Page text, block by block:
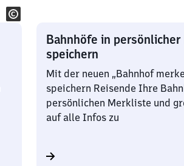
Bahnhöfe in
speichern
Mit der neuen „Bahnhof
speichern Reisende Ihre
persönlichen Merkliste und
auf alle Infos zu